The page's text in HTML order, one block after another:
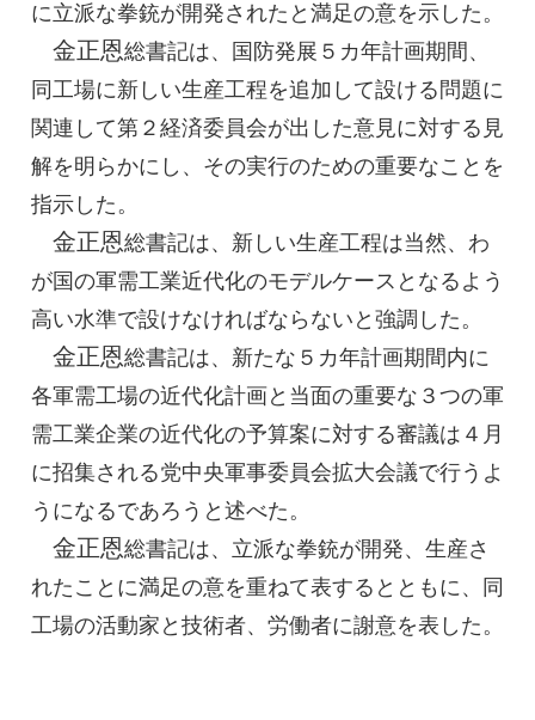
に立派な拳銃が開発されたと満足の意を示した。
金正恩総書記は、国防発展５カ年計画期間、
同工場に新しい生産工程を追加して設ける問題に
関連して第２経済委員会が出した意見に対する見
解を明らかにし、その実行のための重要なことを
指示した。
金正恩総書記は、新しい生産工程は当然、わ
が国の軍需工業近代化のモデルケースとなるよう
高い水準で設けなければならないと強調した。
金正恩総書記は、新たな５カ年計画期間内に
各軍需工場の近代化計画と当面の重要な３つの軍
需工業企業の近代化の予算案に対する審議は４月
に招集される党中央軍事委員会拡大会議で行うよ
うになるであろうと述べた。
金正恩総書記は、立派な拳銃が開発、生産さ
れたことに満足の意を重ねて表するとともに、同
工場の活動家と技術者、労働者に謝意を表した。